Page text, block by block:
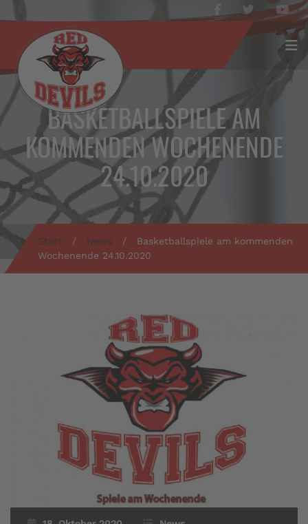
BASKETBALLSPIELE AM
KOMMENDEN WOCHENENDE
24.10.2020
Start / News /
Basketballspiele am kommenden
Wochenende 24.10.2020